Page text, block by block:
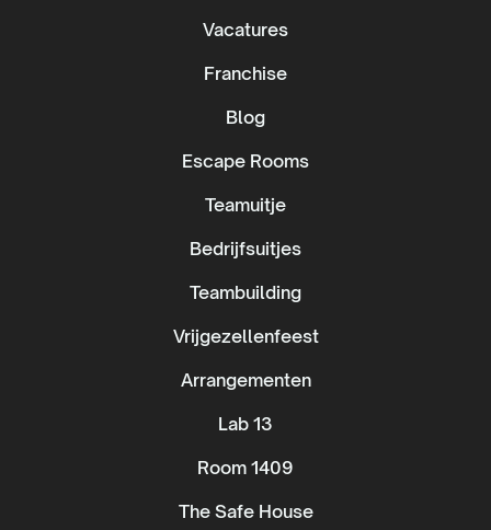
Vacatures
Franchise
Blog
Escape Rooms
Teamuitje
Bedrijfsuitjes
Teambuilding
Vrijgezellenfeest
Arrangementen
Lab 13
Room 1409
The Safe House